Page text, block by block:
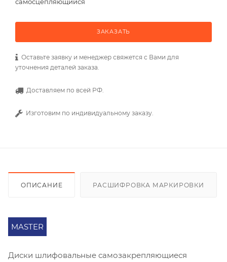
ЗАКАЗАТЬ
Оставьте заявку и менеджер свяжется с Вами для
уточнения деталей заказа.
Доставляем по всей РФ.
Изготовим по индивидуальному заказу.
ОПИСАНИЕ РАСШИФРОВКА МАРКИРОВКИ
MASTER
Диски шлифовальные самозакрепляющиеся